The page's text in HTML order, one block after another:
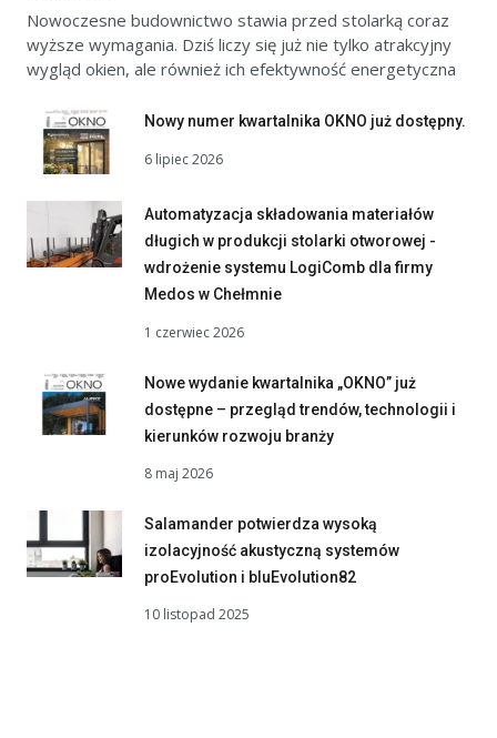
Nowoczesne budownictwo stawia przed stolarką coraz
wyższe wymagania. Dziś liczy się już nie tylko atrakcyjny
wygląd okien, ale również ich efektywność energetyczna
Nowy numer kwartalnika OKNO już dostępny.
6 lipiec 2026
Automatyzacja składowania materiałów
długich w produkcji stolarki otworowej -
wdrożenie systemu LogiComb dla firmy
Medos w Chełmnie
1 czerwiec 2026
Nowe wydanie kwartalnika „OKNO” już
dostępne – przegląd trendów, technologii i
kierunków rozwoju branży
8 maj 2026
Salamander potwierdza wysoką
izolacyjność akustyczną systemów
proEvolution i bluEvolution82
10 listopad 2025